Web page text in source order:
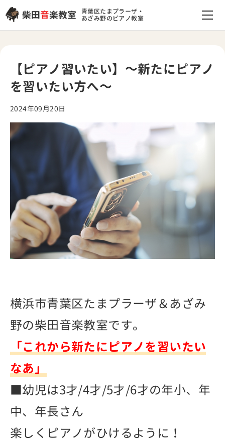
青葉区たまプラーザ・
あざみ野のピアノ教室
【ピアノ習いたい】～新たにピアノ
を習いたい方へ～
2024年09月20日
横浜市青葉区たまプラーザ＆あざみ
野の柴田音楽教室です。
「これから新たにピアノを習いたい
なあ」
■幼児は3才/4才/5才/6才の年小、年
中、年長さん
楽しくピアノがひけるように！